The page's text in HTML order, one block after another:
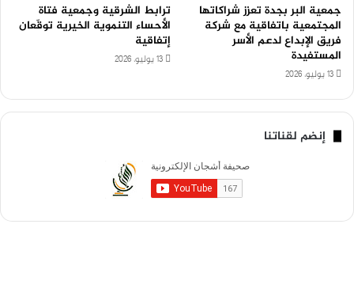
جمعية البر بجدة تعزز شراكاتها
المجتمعية باتفاقية مع شركة
فريق الإبداع لدعم الأسر
المستفيدة
13 يوليو، 2026
ترابط الشرقية وجمعية فتاة
الأحساء التنموية الخيرية توقّعان
إتفاقية
13 يوليو، 2026
إنضم لقناتنا